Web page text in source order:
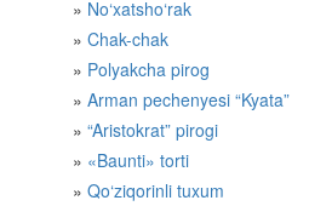
No‘xatsho‘rak
Chak-chak
Polyakcha pirog
Arman pechenyesi “Kyata”
“Aristokrat” pirogi
«Baunti» torti
​Qo‘ziqorinli tuxum